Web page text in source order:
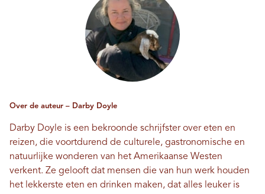
Over de auteur – Darby Doyle
Darby Doyle is een bekroonde schrijfster over eten en
reizen, die voortdurend de culturele, gastronomische en
natuurlijke wonderen van het Amerikaanse Westen
verkent. Ze gelooft dat mensen die van hun werk houden
het lekkerste eten en drinken maken, dat alles leuker is